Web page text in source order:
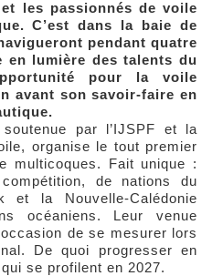
les passionnés de voile
C’est dans la baie de
pendant quatre
en lumière des talents du
pour la voile
avant son savoir-faire en
soutenue par l’IJSPF et la
organise le tout premier
multicoques. Fait unique :
de nations du
et la Nouvelle-Calédonie
océaniens. Leur venue
de se mesurer lors
De quoi progresser en
se profilent en 2027.